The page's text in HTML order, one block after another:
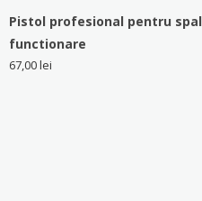
Pistol profesional pentru
functionare
67,00lei